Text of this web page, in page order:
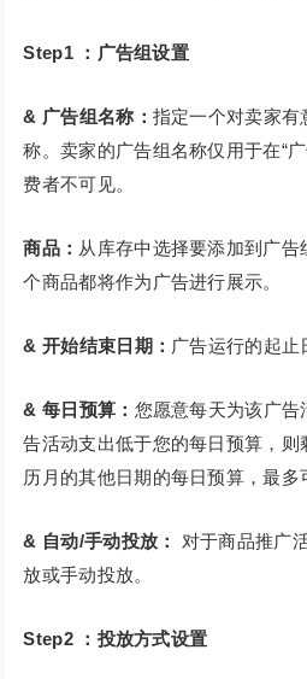
Step1 ：广告组设置
& 广告组名称： 指定一个对卖家有
称。卖家的广告组名称仅用于在“
费者不可见。
商品： 从库存中选择要添加到广
个商品都将作为广告进行展示。
& 开始结束日期： 广告运行的起止
& 每日预算： 您愿意每天为该广
告活动支出低于您的每日预算，则
历月的其他日期的每日预算，最多
& 自动/手动投放：
对于商品推广
放或手动投放。
Step2 ：投放方式设置